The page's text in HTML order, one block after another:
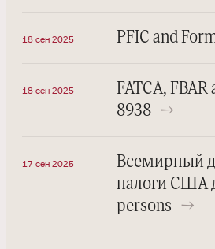
18 сен 2025 PFIC and
18 сен 2025
FATCA, FBAR
8938 →
17 сен 2025
Всемирный
налоги США
persons
→